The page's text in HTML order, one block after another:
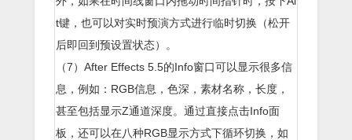
t键，也可以对实时预演方式进行临时切换（松开
后即回到预设置状态）。
（7）After Effects 5.5的Info窗口可以显示很多信
息，例如：RGB信息，色深，素材名称，长度，
甚至包括显示Z通道深度。通过直接点击Info面
板，还可以在八种RGB显示方式下循环切换，如